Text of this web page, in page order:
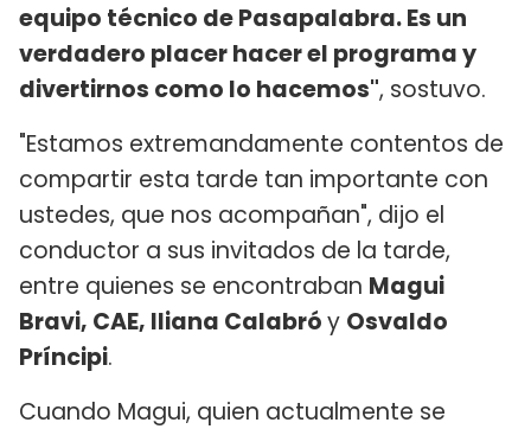
equipo técnico de Pasapalabra. Es un
verdadero placer hacer el programa y
divertirnos como lo hacemos", sostuvo.
"Estamos extremandamente contentos de
compartir esta tarde tan importante con
ustedes, que nos acompañan", dijo el
conductor a sus invitados de la tarde,
entre quienes se encontraban Magui
Bravi, CAE, Iliana Calabróy Osvaldo
Príncipi.
Cuando Magui, quien actualmente se